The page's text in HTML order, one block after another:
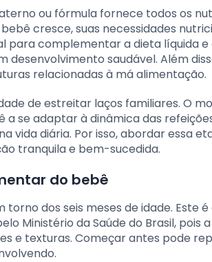
ou fórmula fornece todos os
cresce, suas necessidades
para complementar a dieta líquida
saudável. Além
relacionadas à má alimentação.
de estreitar laços familiares. O
a se adaptar à dinâmica das
diária. Por isso, abordar essa
tranquila e bem-sucedida.
do bebê
dos seis meses de idade. Este
Ministério da Saúde do Brasil, pois
e texturas. Começar antes pode